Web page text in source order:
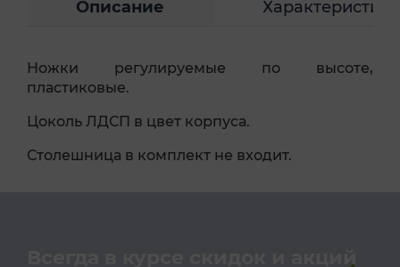
Описание Характеристики
Ножки регулируемые по высоте,
пластиковые.
Цоколь ЛДСП в цвет корпуса.
Столешница в комплект не входит.
Всегда в курсе скидок и акций